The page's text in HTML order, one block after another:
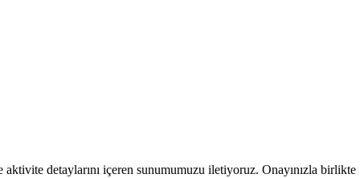
detaylarını içeren sunumumuzu iletiyoruz. Onayınızla birlikte